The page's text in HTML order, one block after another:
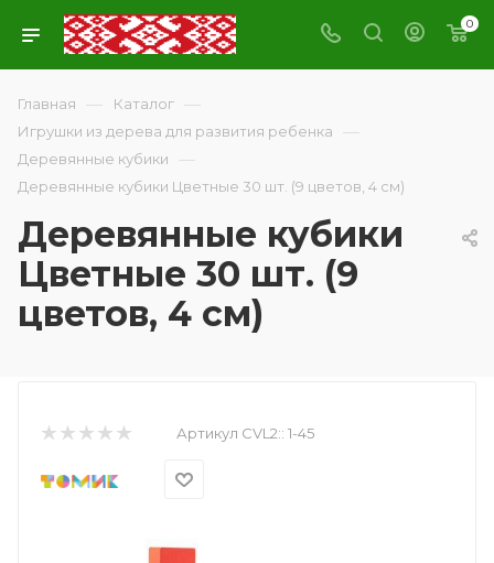
0
Главная — Каталог —
Игрушки из дерева для развития ребенка —
Деревянные кубики —
Деревянные кубики Цветные 30 шт. (9 цветов, 4 см)
Деревянные кубики
Цветные 30 шт. (9
цветов, 4 см)
Артикул CVL2:: 1-45